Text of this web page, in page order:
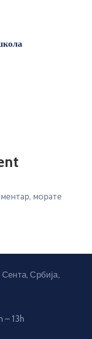
морате
Србија,
– 13h